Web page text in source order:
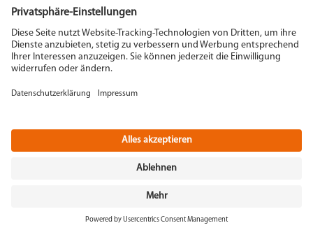
Schein Orthopädie Service KG
42897 Remscheid
Tel. +49 2191 910-0
remscheid[at]schein.de
YouTube
+49 2191 910-200